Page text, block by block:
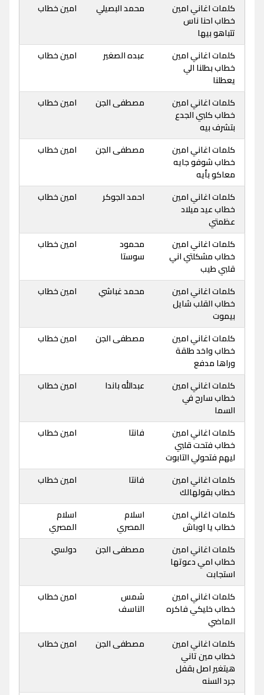
كلمات اغاني امين
خطاب احنا ناس
تتباهو بيها
محمد البصيلي امين خطاب
كلمات اغاني امين
خطاب بطلنا الي
يعطلنا
عبده الصغير امين خطاب
كلمات اغاني امين
خطاب كلبي الجدع
بتشرف بيه
مصطفى الجن امين خطاب
كلمات اغاني امين
خطاب شوفو جايه
معاكو بأيه
مصطفى الجن امين خطاب
كلمات اغاني امين
خطاب عيد ميلاد
عظمتي
احمد الجوكر امين خطاب
كلمات اغاني امين
خطاب مشكلتي اني
قلبي طيب
محمود
سوستا
امين خطاب
كلمات اغاني امين
خطاب القلب شايل
بيموت
محمد غباشي امين خطاب
كلمات اغاني امين
خطاب واخد طلقة
وراها مدفع
مصطفى الجن امين خطاب
كلمات اغاني امين
خطاب سارح في
السما
عبدالله باندا امين خطاب
كلمات اغاني امين
خطاب فتحت قلبي
ليهم فتحولي التابوت
فانتا امين خطاب
كلمات اغاني امين
خطاب بقولهالك
فانتا امين خطاب
كلمات اغاني امين
خطاب يا اوباش
اسلام
المصري
اسلام
المصري
كلمات اغاني امين
خطاب امي دعوتها
استجابت
مصطفى الجن دولسي
كلمات اغاني امين
خطاب خليكي فاكره
الماضي
شمس
الناسف
امين خطاب
كلمات اغاني امين
خطاب مين تاني
هيتغير اصل بقفل
جرد السنه
مصطفى الجن امين خطاب